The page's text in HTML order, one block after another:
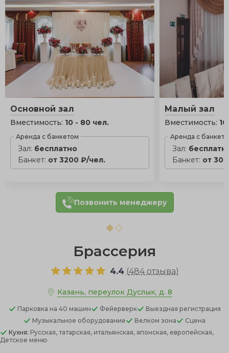
Основной зал
Вместимость: 10 - 80 чел.
Аренда с банкетом
Зал: бесплатно
Банкет: от 3200 ₽/чел.
Малый зал
Вместимость:
Аренда с
Зал:
Банкет: от
Позвонить менеджеру
Брассерия
4.4 (484 отзыва)
Казань, переулок Дуслык, д. 8
Парковка на 40 машин Фейерверк
Выездная регистрация
Музыкальное оборудование
Велком зона
Сцена
Кухня: Русская, татарская, итальянская, японская, европейская,
Детское меню